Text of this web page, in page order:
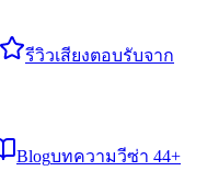
รีวิวเสียงตอบรับจาก
Blogบทความวีซ่า 44+